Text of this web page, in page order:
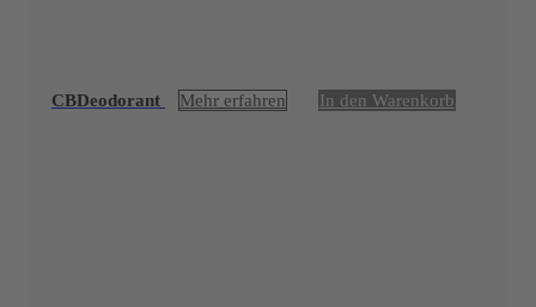
CBDeodorant Mehr erfahren In den Warenkorb